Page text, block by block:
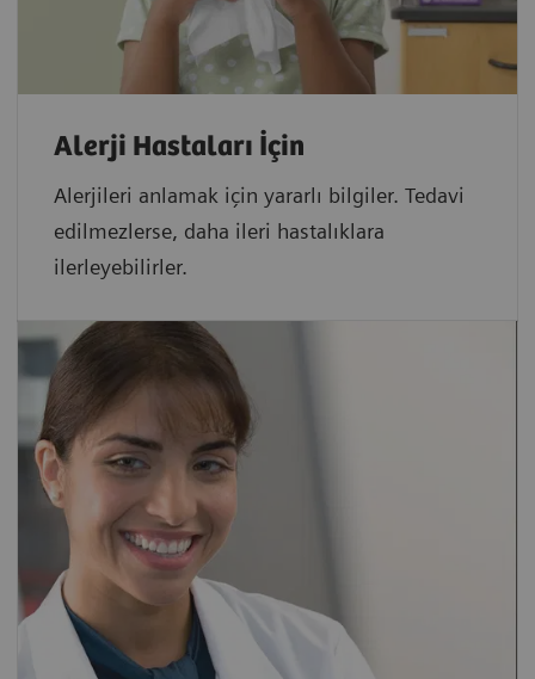
Alerji Hastaları İçin
Alerjileri anlamak için yararlı bilgiler. Tedavi
edilmezlerse, daha ileri hastalıklara
ilerleyebilirler.